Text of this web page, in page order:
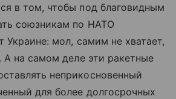
в том, чтобы под благовидным
союзникам по НАТО
Украине: мол, самим не хватает,
А на самом деле эти ракетные
неприкосновенный
для более долгосрочных